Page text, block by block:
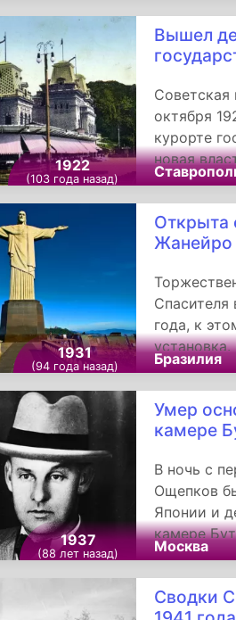
1922
(103 года назад)
Вышел
Советская
октября
курорте
новая
22
1931
(94 года назад)
Открыта
Жанейро
Спасителя
года, к
церемонию
случаю
Бразилия
1937
(88 лет назад)
Умер
камере
В ночь с
Ощепков
Японии и
камере
Москва
Сводки